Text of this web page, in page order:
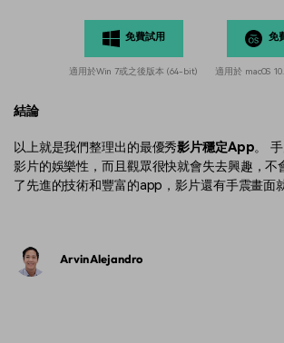
免費試用
適用於Win 7或之後版本 (64-bit)
免
適用於 macOS
結論
以上就是我們整理出的最優秀影片穩定App。
影片的娛樂性，而且觀眾很快就會失去興趣，不
了先進的技術和豐富的app，影片還有手震畫面
Arvin Alejandro